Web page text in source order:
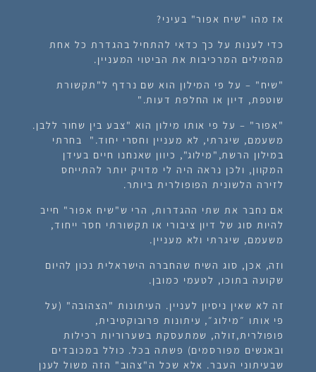
אז מהו "שיח אפור" בעיני?
כדי לענות על כך כדאי להתחיל בהגדרת כל אחת
מהמילים המרכיבות את הביטוי המעניין.
"שיח" – על פי המילון הוא שם נרדף ל"תקשורת
שוטפת, דיון או החלפת דעות."
"אפור" – על פי אותו מילון הוא "צבע בין שחור ללבן.
משעמם, שיגרתי, לא מעניין וחסרי יחוד." בחרתי
במילון הרשת,"מילוג", כיוון שאנחנו חיים בעידן
המקוון, ולכן נראה היה לי מדויק יותר להתייחס
לזירה הלשונית הפופולרית ביותר.
אם נחבר את שתי ההגדרות, הרי ש"שיח אפור" חייב
להיות סוג של דיון ציבורי או תקשורתי חסר ייחוד,
משעמם, שיגרתי ולא מעניין.
וזה, אכן, סוג השיח שהחברה הישראלית נכון להיום
שקועה בתוכו, לטעמי כמובן.
זה לא שאין ניסיון לעניין. העיתונות "הצהובה" (על
פי אותו ״מילוג״, עיתונות פרובוקטיבית,
פופולרית,זולה, שמתעסקת בשערוריות רכילות
ובאנשים מפורסמים) פשתה בכל. כולל במכובדים
שבעיתוני העבר. אלא שכל ה"צהוב" הזה משול לענן